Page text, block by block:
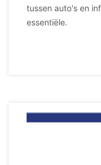
tussen auto's en
essentiële.